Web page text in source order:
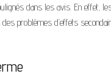
dans les avis. En effet,
problèmes d’effets